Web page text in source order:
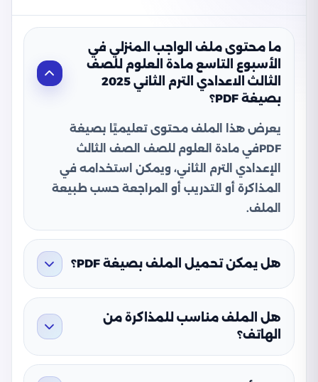
ما محتوى ملف الواجب المنزلي في
الأسبوع التاسع مادة العلوم للصف
الثالث الاعدادي الترم الثاني 2025
بصيغة PDF؟
يعرض هذا الملف محتوى تعليميًا بصيغة
PDFفي مادة العلوم للصف الصف الثالث
الإعدادي الترم الثاني، ويمكن استخدامه في
المذاكرة أو التدريب أو المراجعة حسب طبيعة
الملف.
هل يمكن تحميل الملف بصيغة PDF؟
هل الملف مناسب للمذاكرة من
الهاتف؟